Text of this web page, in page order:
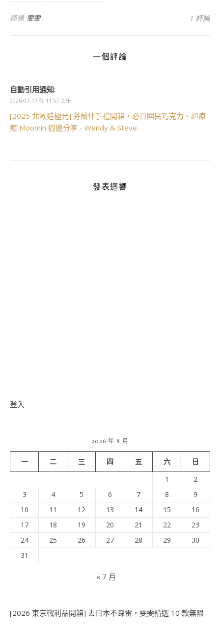
通過 雯雯 1 評論
一個評論
自動引用通知:
2026-07-17 在 11:57 上午
[2025 北歐追極光] 芬蘭伴手禮開箱，必買國民巧克力、超療
癒 Moomin 週邊分享 - Wendy & Steve
發表迴響
登入
2026 年 8 月
一 二 三 四 五 六
日
1
2
3
4 5 6 7 8
9
10
11 12 13 14 15
16
17
18 19 20 21 22
23
24
25 26 27 28 29
30
31
« 7 月
[2026 東京戰利品開箱] 去日本不踩雷，雯雯精選 10 款無限